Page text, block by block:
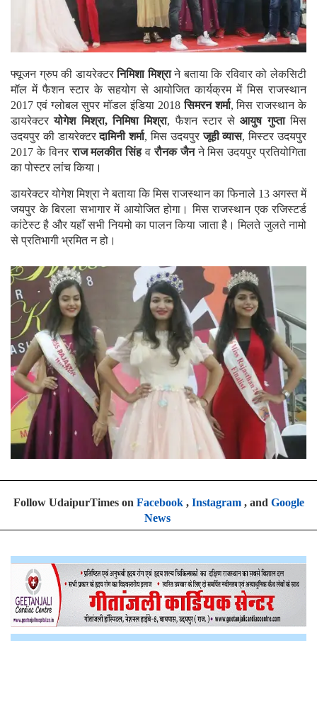
फ्यूजन ग्रुप की डायरेक्टरनिमिशा मिश्राने बताया कि रविवार को लेकसिटी
मॉल में फैशन स्टार के सहयोग से आयोजित कार्यक्रम में मिस राजस्थान
2017 एवं ग्लोबल सुपर मॉडल इंडिया 2018सिमरन शर्मा, मिस राजस्थान के
डायरेक्टरयोगेश मिश्रा, निमिषा मिश्रा, फैशन स्टार सेआयुष गुप्तामिस
उदयपुर की डायरेक्टरदामिनी शर्मा, मिस उदयपुरजूही व्यास, मिस्टर उदयपुर
2017 के विनरराज मलकीत सिंहवरौनक जैनने मिस उदयपुर प्रतियोगिता
का पोस्टर लांच किया।
डायरेक्टर योगेश मिश्रा ने बताया कि मिस राजस्थान का फिनाले 13 अगस्त में
जयपुर के बिरला सभागार में आयोजित होगा। मिस राजस्थान एक रजिस्टर्ड
कांटेस्ट है और यहाँ सभी नियमो का पालन किया जाता है। मिलते जुलते नामो
से प्रतिभागी भ्रमित न हो।
Follow UdaipurTimes on Facebook, Instagram, and Google
News